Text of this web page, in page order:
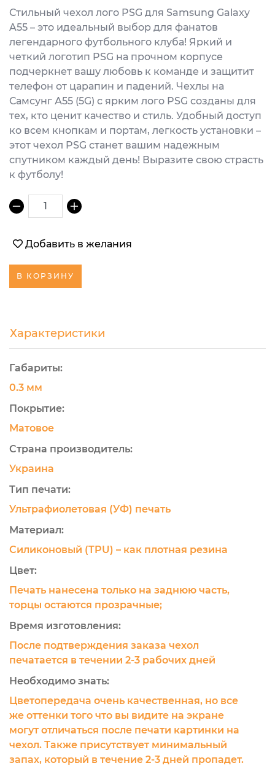
Стильный чехол лого PSG для Samsung Galaxy
A55 – это идеальный выбор для фанатов
легендарного футбольного клуба! Яркий и
четкий логотип PSG на прочном корпусе
подчеркнет вашу любовь к команде и защитит
телефон от царапин и падений. Чехлы на
Самсунг А55 (5G) с ярким лого PSG созданы для
тех, кто ценит качество и стиль. Удобный доступ
ко всем кнопкам и портам, легкость установки –
этот чехол PSG станет вашим надежным
спутником каждый день! Выразите свою страсть
к футболу!
1
Добавить в желания
В КОРЗИНУ
Характеристики
Габариты:
0.3 мм
Покрытие:
Матовое
Страна производитель:
Украина
Тип печати:
Ультрафиолетовая (УФ) печать
Материал:
Силиконовый (TPU) – как плотная резина
Цвет:
Печать нанесена только на заднюю часть,
торцы остаются прозрачные;
Время изготовления:
После подтверждения заказа чехол
печатается в течении 2-3 рабочих дней
Необходимо знать:
Цветопередача очень качественная, но все
же оттенки того что вы видите на экране
могут отличаться после печати картинки на
чехол. Также присутствует минимальный
запах, который в течение 2-3 дней пропадет.